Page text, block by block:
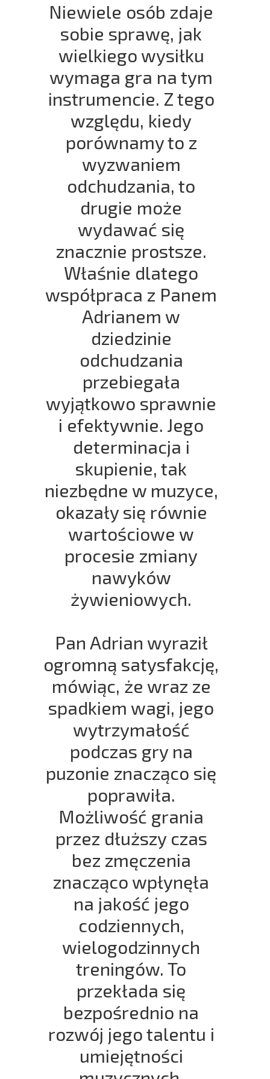
Niewiele osób zdaje
sobie sprawę, jak
wielkiego wysiłku
wymaga gra na tym
instrumencie. Z tego
względu, kiedy
porównamy to z
wyzwaniem
odchudzania, to
drugie może
wydawać się
znacznie prostsze.
Właśnie dlatego
współpraca z Panem
Adrianem w
dziedzinie
odchudzania
przebiegała
wyjątkowo sprawnie
i efektywnie. Jego
determinacja i
skupienie, tak
niezbędne w muzyce,
okazały się równie
wartościowe w
procesie zmiany
nawyków
żywieniowych.
Pan Adrian wyraził
ogromną satysfakcję,
mówiąc, że wraz ze
spadkiem wagi, jego
wytrzymałość
podczas gry na
puzonie znacząco się
poprawiła.
Możliwość grania
przez dłuższy czas
bez zmęczenia
znacząco wpłynęła
na jakość jego
codziennych,
wielogodzinnych
treningów. To
przekłada się
bezpośrednio na
rozwój jego talentu i
umiejętności